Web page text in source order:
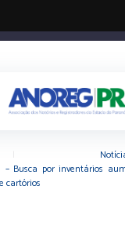
– Busca por inventários
cartórios